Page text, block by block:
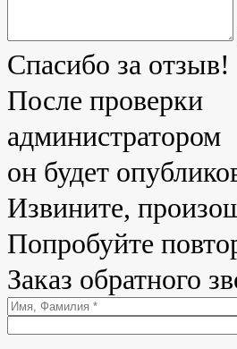
Спасибо за отзыв!
После проверки
администратором
он будет
Извините,
Попробуйте
Заказ обратного